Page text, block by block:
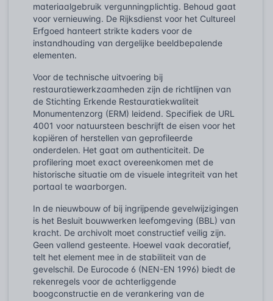
materiaalgebruik vergunningplichtig. Behoud gaat
voor vernieuwing. De Rijksdienst voor het Cultureel
Erfgoed hanteert strikte kaders voor de
instandhouding van dergelijke beeldbepalende
elementen.
Voor de technische uitvoering bij
restauratiewerkzaamheden zijn de richtlijnen van
de Stichting Erkende Restauratiekwaliteit
Monumentenzorg (ERM) leidend. Specifiek de URL
4001 voor natuursteen beschrijft de eisen voor het
kopiëren of herstellen van geprofileerde
onderdelen. Het gaat om authenticiteit. De
profilering moet exact overeenkomen met de
historische situatie om de visuele integriteit van het
portaal te waarborgen.
In de nieuwbouw of bij ingrijpende gevelwijzigingen
is het Besluit bouwwerken leefomgeving (BBL) van
kracht. De archivolt moet constructief veilig zijn.
Geen vallend gesteente. Hoewel vaak decoratief,
telt het element mee in de stabiliteit van de
gevelschil. De Eurocode 6 (NEN-EN 1996) biedt de
rekenregels voor de achterliggende
boogconstructie en de verankering van de